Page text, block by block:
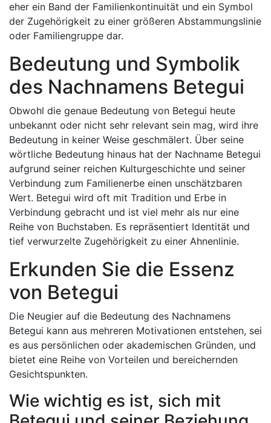
eher ein Band der Familienkontinuität und ein Symbol
der Zugehörigkeit zu einer größeren Abstammungslinie
oder Familiengruppe dar.
Bedeutung und Symbolik
des Nachnamens Betegui
Obwohl die genaue Bedeutung von Betegui heute
unbekannt oder nicht sehr relevant sein mag, wird ihre
Bedeutung in keiner Weise geschmälert. Über seine
wörtliche Bedeutung hinaus hat der Nachname Betegui
aufgrund seiner reichen Kulturgeschichte und seiner
Verbindung zum Familienerbe einen unschätzbaren
Wert. Betegui wird oft mit Tradition und Erbe in
Verbindung gebracht und ist viel mehr als nur eine
Reihe von Buchstaben. Es repräsentiert Identität und
tief verwurzelte Zugehörigkeit zu einer Ahnenlinie.
Erkunden Sie die Essenz
von Betegui
Die Neugier auf die Bedeutung des Nachnamens
Betegui kann aus mehreren Motivationen entstehen, sei
es aus persönlichen oder akademischen Gründen, und
bietet eine Reihe von Vorteilen und bereichernden
Gesichtspunkten.
Wie wichtig es ist, sich mit